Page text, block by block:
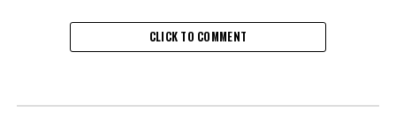
CLICK TO COMMENT